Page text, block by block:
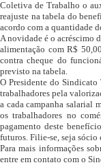
Coletiva de Trabalho o
reajuste na tabela do
acordo com a quantidade
A novidade é o acréscimo
alimentação com R$
contra cheque do
previsto na tabela.
O Presidente do
trabalhadores pela
a cada campanha salarial
os trabalhadores no
pagamento deste
futuros. Filie-se, seja
Para mais informações
entre em contato com o